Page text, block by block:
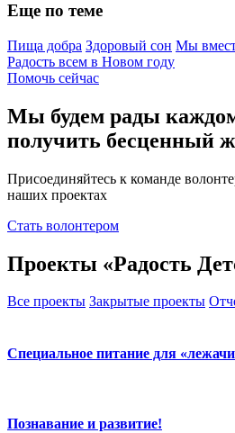
Еще по теме
Пища добра Здоровый сон Мы
Радость всем в Новом году
Помочь сейчас
Мы будем рады
получить бесценный
Присоединяйтесь к команде
наших проектах
Стать волонтером
Проекты «Радость
Все проекты Закрытые проекты
Специальное питание для
Познавание и развитие!